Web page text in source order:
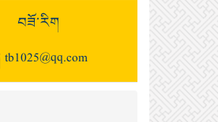
བཟོ་རིག